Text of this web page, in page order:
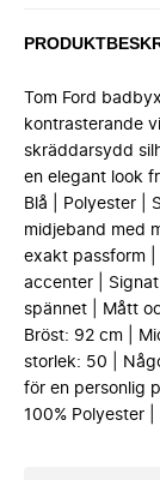
Tom Ford
kontrasterande
skräddarsydd
en elegant look
Blå | Polyester |
midjeband med
exakt passform
accenter |
spännet | Mått
Bröst: 92 cm |
storlek: 50 |
för en personlig
100% Polyester